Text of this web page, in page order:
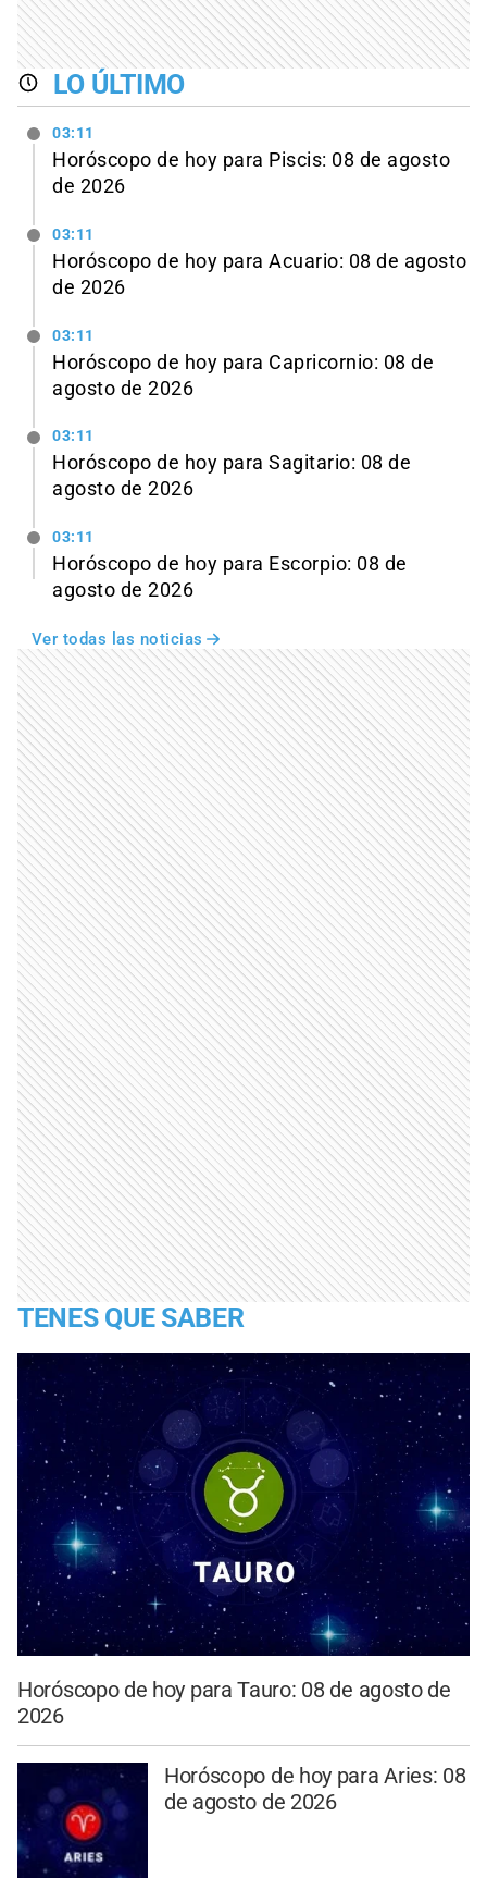
LO ÚLTIMO
03:11
Horóscopo de hoy para Piscis: 08 de agosto
de 2026
03:11
Horóscopo de hoy para Acuario: 08 de agosto
de 2026
03:11
Horóscopo de hoy para Capricornio: 08 de
agosto de 2026
03:11
Horóscopo de hoy para Sagitario: 08 de
agosto de 2026
03:11
Horóscopo de hoy para Escorpio: 08 de
agosto de 2026
Ver todas las noticias
TENES QUE SABER
Horóscopo de hoy para Tauro: 08 de agosto de
2026
Horóscopo de hoy para Aries: 08
de agosto de 2026